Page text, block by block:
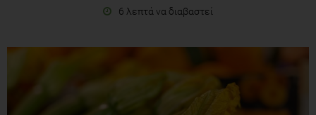
6 λεπτά να διαβαστεί